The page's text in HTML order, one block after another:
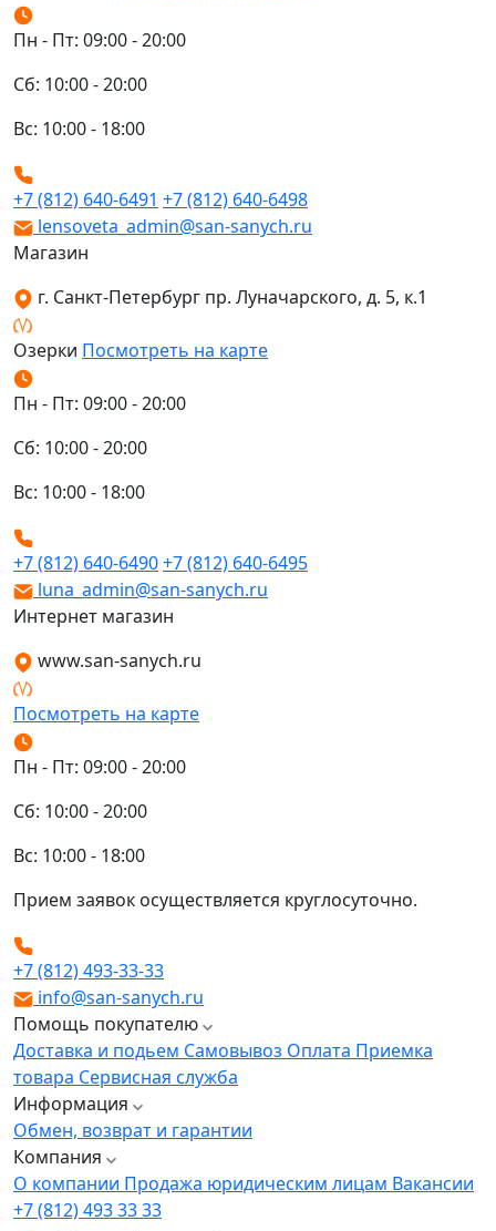
Пн - Пт: 09:00 - 20:00
Сб: 10:00 - 20:00
Вс: 10:00 - 18:00
+7 (812) 640-6491 +7 (812) 640-6498
lensoveta_admin@san-sanych.ru
Магазин
г. Санкт-Петербург пр. Луначарского, д. 5, к.1
Озерки Посмотреть на карте
Пн - Пт: 09:00 - 20:00
Сб: 10:00 - 20:00
Вс: 10:00 - 18:00
+7 (812) 640-6490+7 (812) 640-6495
luna_admin@san-sanych.ru
Интернет магазин
www.san-sanych.ru
Посмотреть на карте
Пн - Пт: 09:00 - 20:00
Сб: 10:00 - 20:00
Вс: 10:00 - 18:00
Прием заявок осуществляется круглосуточно.
+7 (812) 493-33-33
info@san-sanych.ru
Помощь покупателю
Доставка и подьем Самовывоз Оплата Приемка
товара Сервисная служба
Информация
Обмен, возврат и гарантии
Компания
О компании Продажа юридическим лицам Вакансии
+7 (812) 493 33 33